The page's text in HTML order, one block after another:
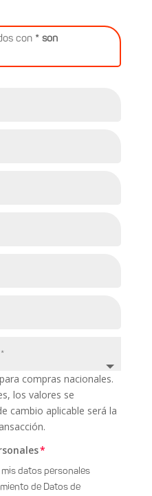
con * son
compras nacionales.
los valores se
cambio aplicable será la
datos personales
de Datos de